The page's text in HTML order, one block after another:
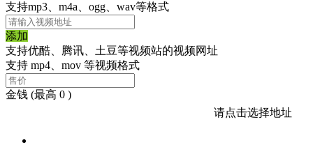
支持mp3、m4a、ogg、wav等格式
添加
支持优酷、腾讯、土豆等视频站的视频网址
支持 mp4、mov 等视频格式
金钱 (最高 0 )
请点击选择地址